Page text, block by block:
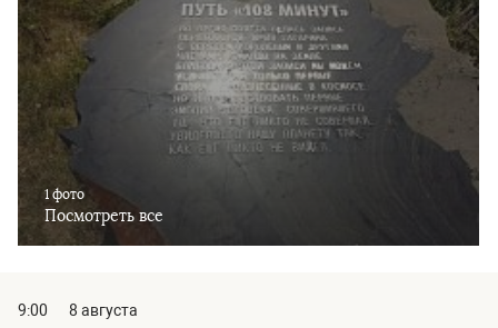
1 фото
Посмотреть все
9:00
8 августа